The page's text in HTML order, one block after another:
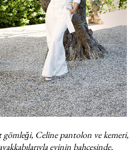
gömleği, Celine pantolon ve kemeri,
evinin bahçesinde,